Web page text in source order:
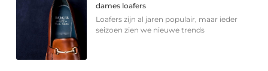
dames loafers
Loafers zijn al jaren populair, maar ieder
seizoen zien we nieuwe trends